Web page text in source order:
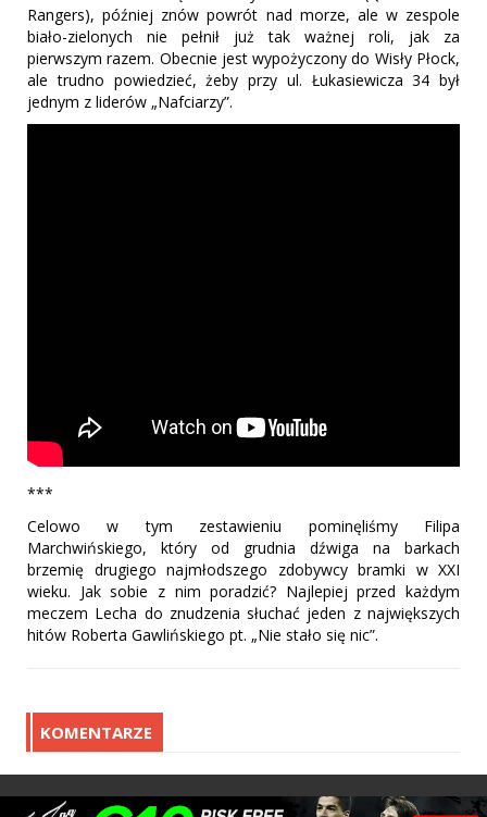
Rangers), później znów powrót nad morze, ale w zespole
biało-zielonych nie pełnił już tak ważnej roli, jak za
pierwszym razem. Obecnie jest wypożyczony do Wisły Płock,
ale trudno powiedzieć, żeby przy ul. Łukasiewicza 34 był
jednym z liderów „Nafciarzy”.
***
Celowo w tym zestawieniu pominęliśmy Filipa
Marchwińskiego, który od grudnia dźwiga na barkach
brzemię drugiego najmłodszego zdobywcy bramki w XXI
wieku. Jak sobie z nim poradzić? Najlepiej przed każdym
meczem Lecha do znudzenia słuchać jeden z największych
hitów Roberta Gawlińskiego pt. „Nie stało się nic”.
KOMENTARZE